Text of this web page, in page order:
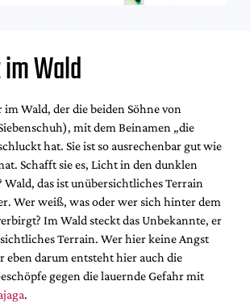
Wald
Wald, der die beiden Söhne von
mit dem Beinamen „die
hat. Sie ist so ausrechenbar gut wie
Schafft sie es, Licht in den dunklen
Wald, das ist unübersichtliches Terrain
Wer weiß, was oder wer sich hinter dem
Im Wald steckt das Unbekannte, er
Terrain. Wer hier keine Angst
eben darum entsteht hier auch die
gegen die lauernde Gefahr mit
.